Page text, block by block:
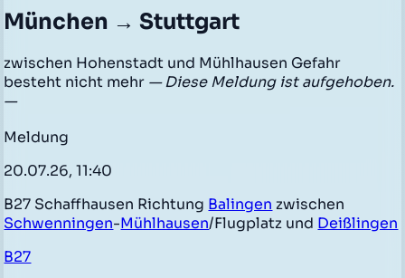
München → Stuttgart
zwischen Hohenstadt und Mühlhausen Gefahr
besteht nicht mehr — Diese Meldung ist aufgehoben.
—
Meldung
20.07.26, 11:40
B27 Schaffhausen Richtung Balingen zwischen
Schwenningen-Mühlhausen/Flugplatz und Deißlingen
B27